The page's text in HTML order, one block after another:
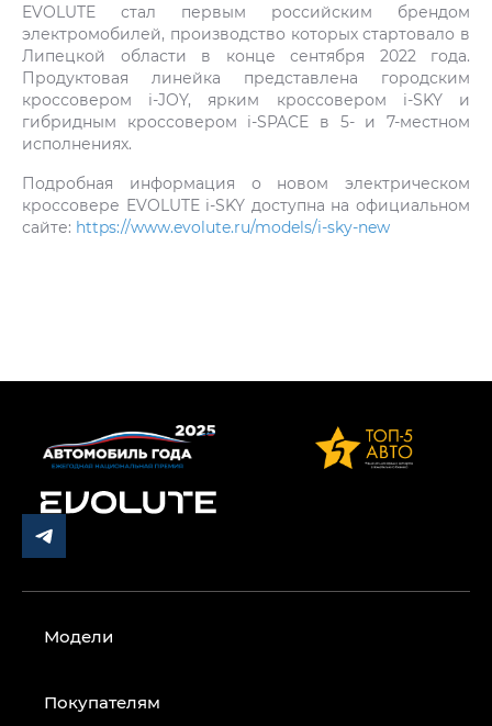
EVOLUTE стал первым российским брендом
электромобилей, производство которых стартовало в
Липецкой области в конце сентября 2022 года.
Продуктовая линейка представлена городским
кроссовером i‑JOY, ярким кроссовером i‑SKY и
гибридным кроссовером i‑SPACE в 5- и 7-местном
исполнениях.
Подробная информация о новом электрическом
кроссовере EVOLUTE i‑SKY доступна на официальном
сайте: https://www.evolute.ru/models/i-sky-new
Модели
Покупателям